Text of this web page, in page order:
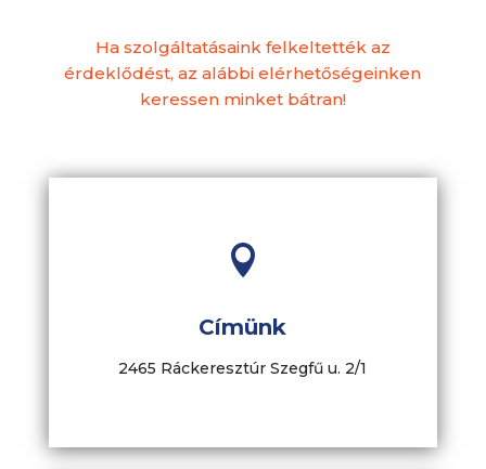
Ha szolgáltatásaink felkeltették az
érdeklődést, az alábbi elérhetőségeinken
keressen minket bátran!

Címünk
2465 Ráckeresztúr Szegfű u. 2/1